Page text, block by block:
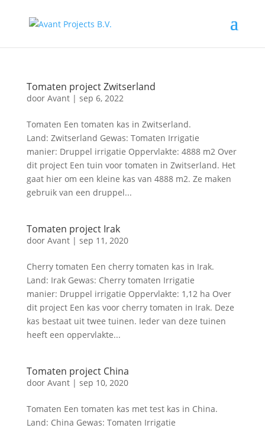
Tomaten project Zwitserland
door Avant| sep 6, 2022
Tomaten Een tomaten kas in Zwitserland.
Land: Zwitserland Gewas: Tomaten Irrigatie
manier: Druppel irrigatie Oppervlakte: 4888 m2 Over
dit project Een tuin voor tomaten in Zwitserland. Het
gaat hier om een kleine kas van 4888 m2. Ze maken
gebruik van een druppel...
Tomaten project Irak
door Avant| sep 11, 2020
Cherry tomaten Een cherry tomaten kas in Irak.
Land: Irak Gewas: Cherry tomaten Irrigatie
manier: Druppel irrigatie Oppervlakte: 1,12 ha Over
dit project Een kas voor cherry tomaten in Irak. Deze
kas bestaat uit twee tuinen. Ieder van deze tuinen
heeft een oppervlakte...
Tomaten project China
door Avant| sep 10, 2020
Tomaten Een tomaten kas met test kas in China.
Land: China Gewas: Tomaten Irrigatie